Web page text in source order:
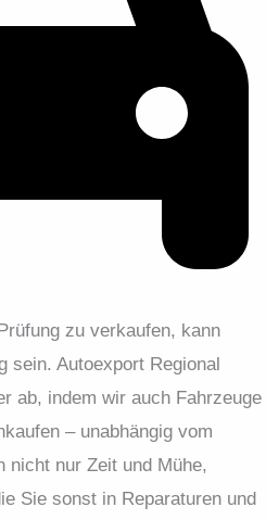
zu verkaufen, kann
sein. Autoexport Regional
ab, indem wir auch Fahrzeuge
– unabhängig vom
nicht nur Zeit und Mühe,
Sie sonst in Reparaturen und